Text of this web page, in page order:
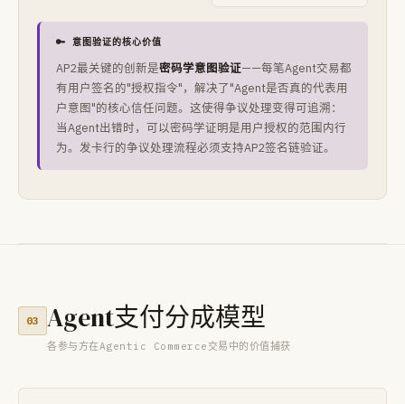
🔑 意图验证的核心价值
AP2最关键的创新是密码学意图验证——每笔Agent交易都
有用户签名的"授权指令"，解决了"Agent是否真的代表用
户意图"的核心信任问题。这使得争议处理变得可追溯：
当Agent出错时，可以密码学证明是用户授权的范围内行
为。发卡行的争议处理流程必须支持AP2签名链验证。
03 Agent支付分成模型
各参与方在Agentic Commerce交易中的价值捕获